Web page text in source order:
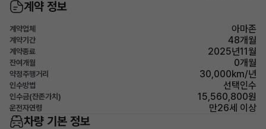
계약 정보
계약업체 아마존
계약기간 48개월
계약종료 2025년11월
잔여개월 0개월
약정주행거리 30,000km/년
인수방법 선택인수
인수금(잔존가치) 15,560,800원
운전자연령 만26세 이상
차량 기본 정보